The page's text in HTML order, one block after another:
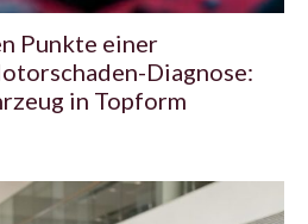
Punkte einer
Diagnose:
in Topform